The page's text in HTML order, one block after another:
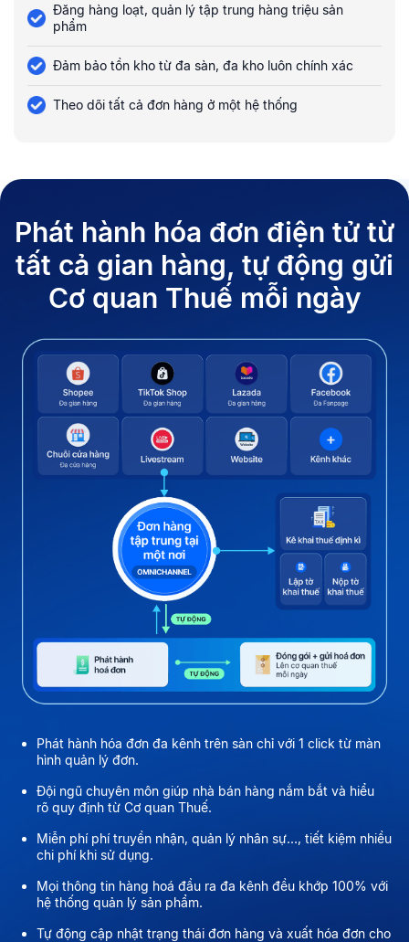
Đăng hàng loạt, quản lý tập trung hàng triệu sản
phẩm
Đảm bảo tồn kho từ đa sàn, đa kho luôn chính xác
Theo dõi tất cả đơn hàng ở một hệ thống
Phát hành hóa đơn điện tử từ
tất cả gian hàng, tự động gửi
Cơ quan Thuế mỗi ngày
Phát hành hóa đơn đa kênh trên sàn chỉ với 1 click từ màn
hình quản lý đơn.
Đội ngũ chuyên môn giúp nhà bán hàng nắm bắt và hiểu
rõ quy định từ Cơ quan Thuế.
Miễn phí phí truyền nhận, quản lý nhân sự..., tiết kiệm nhiều
chi phí khi sử dụng.
Mọi thông tin hàng hoá đầu ra đa kênh đều khớp 100% với
hệ thống quản lý sản phẩm.
Tự động cập nhật trạng thái đơn hàng và xuất hóa đơn cho